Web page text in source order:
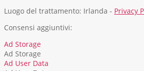
Luogo del trattamento: Irlanda - Privacy
Consensi aggiuntivi:
Ad Storage
Ad Storage
Ad User Data